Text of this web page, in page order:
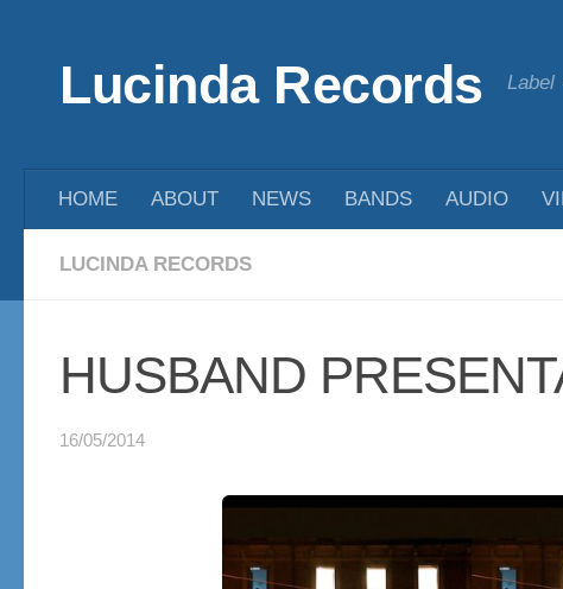
Lucinda Records Label
HOME ABOUT NEWS BANDS AUDIO
LUCINDA RECORDS
HUSBAND
16/05/2014